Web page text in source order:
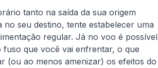
tanto na saída da sua origem
no seu destino, tente estabelecer uma
regular. Já no voo é possível
que você vai enfrentar, o que
(ou ao menos amenizar) os efeitos do